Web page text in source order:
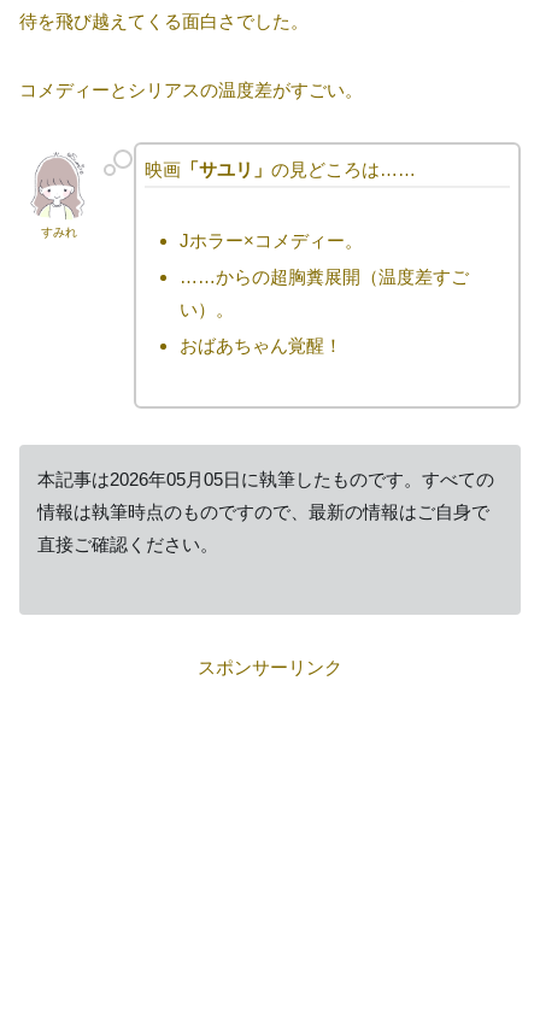
待を飛び越えてくる面白さでした。
コメディーとシリアスの温度差がすごい。
すみれ
映画「サユリ」 の見どころは……
Jホラー×コメディー。
……からの超胸糞展開（温度差すご
い）。
おばあちゃん覚醒！
本記事は2026年05月05日に執筆したものです。すべての
情報は執筆時点のものですので、最新の情報はご自身で
直接ご確認ください。
スポンサーリンク